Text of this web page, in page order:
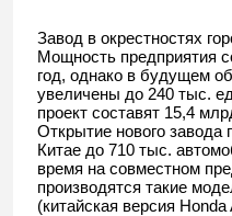
Завод в окрестностях
Мощность предприятия
год, однако в будущем
увеличены до 240 тыс.
проект составят 15,4
Открытие нового завода
Китае до 710 тыс.
время на совместном
производятся такие
(китайская версия Honda